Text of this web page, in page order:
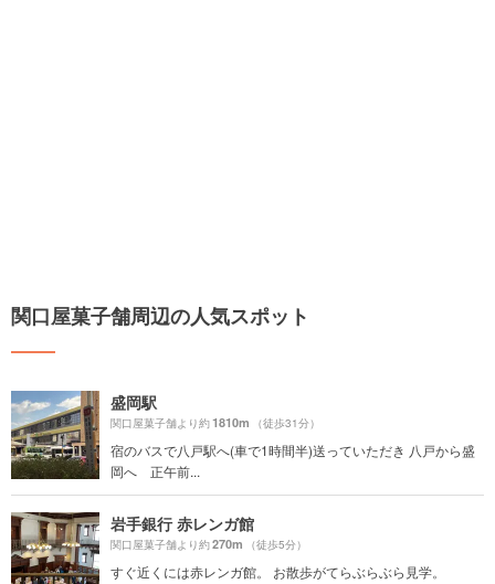
関口屋菓子舗周辺の人気スポット
盛岡駅
関口屋菓子舗より約1810m （徒歩31分）
宿のバスで八戸駅へ(車で1時間半)送っていただき 八戸から盛
岡へ 正午前...
岩手銀行 赤レンガ館
関口屋菓子舗より約270m （徒歩5分）
すぐ近くには赤レンガ館。 お散歩がてらぶらぶら見学。